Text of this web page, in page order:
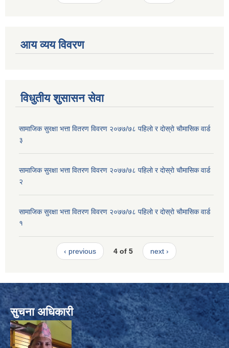
आय व्यय विवरण
विधुतीय शुसासन सेवा
सामाजिक सुरक्षा भत्ता वितरण विवरण २०७७/७८ पहिलाे र दाेस्राे चाैमासिक वार्ड
३
सामाजिक सुरक्षा भत्ता वितरण विवरण २०७७/७८ पहिलाे र दाेस्राे चाैमासिक वार्ड
२
सामाजिक सुरक्षा भत्ता वितरण विवरण २०७७/७८ पहिलाे र दाेस्राे चाैमासिक वार्ड
१
‹ previous 4 of 5 next ›
सुचना अधिकारी